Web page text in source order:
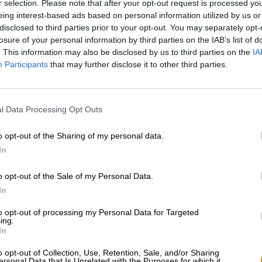
selection. Please note that after your opt-out request is processed
interest-based ads based on personal information utilized by us
to third parties prior to your opt-out. You may separately
of your personal information by third parties on the IAB’s list of
This information may also be disclosed by us to third parties on the
Participants that may further disclose it to other third parties.
Data Processing Opt Outs
opt-out of the Sharing of my personal data.
opt-out of the Sale of my Personal Data.
opt-out of processing my Personal Data for Targeted
opt-out of Collection, Use, Retention, Sale, and/or Sharing
* I prezzi sono comprensivi di accisa
Descrizione Informazioni Recensioni (0)
Per esprimere la loro esuberante gioia nella
una serie molto speciale. Insieme agli amici birrai
di euforia e luppolo. Ogni birra testimonia l'amicizia
passione e il loro entusiasmo per il succo d'orzo.
In collaborazione con il birrificio Monsters di Varsavia,
che unisce la potenza di due luppoli. La varietà
frutti luminosi e pregiato vino bianco, mentre Citra in
una freschezza meravigliosamente piccante.
La birra ambrata, riccamente torbida, ha una sottile
appena grattugiata, pompelmo rosa e uva bianca. Il
una leggera dolcezza e un'amarezza riservata, note di